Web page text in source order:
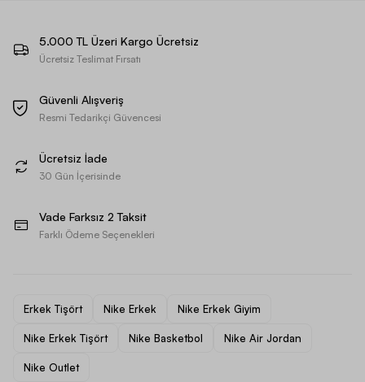
5.000 TL Üzeri Kargo Ücretsiz
Ücretsiz Teslimat Fırsatı
Güvenli Alışveriş
Resmi Tedarikçi Güvencesi
Ücretsiz İade
30 Gün İçerisinde
Vade Farksız 2 Taksit
Farklı Ödeme Seçenekleri
Erkek Tişört Nike Erkek Nike Erkek Giyim
Nike Erkek Tişört Nike Basketbol Nike Air Jordan
Nike Outlet